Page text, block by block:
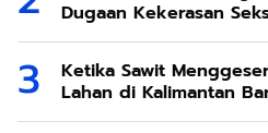
Dugaan Kekerasan
Ketika Sawit
Lahan di Kalimantan